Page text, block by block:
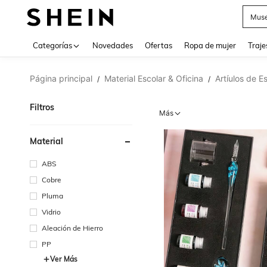
Categorías Novedades Ofertas Ropa de mujer
Página principal / Material Escolar & Oficina / Artíulos de
Filtros
Material
ABS
Cobre
Pluma
Vidrio
Aleación de Hierro
PP
Ver Más
Más